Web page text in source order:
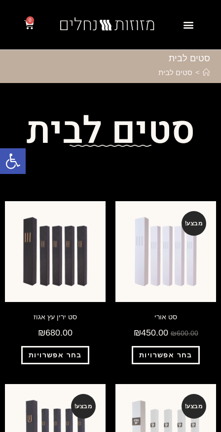
פתח סרגל נגישות
0
סטים לבית
> סטים לבית
סטים לבית
מבצע!
סט אורי
₪600.00
₪450.00
בחר אפשרויות
סט ירין עץ אגוז
₪680.00
בחר אפשרויות
מבצע! מבצע!